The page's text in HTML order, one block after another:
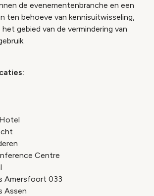
de evenementenbranche en een
ten behoeve van kennisuitwisseling,
gebied van de vermindering van
Centre
Amersfoort 033
Assen